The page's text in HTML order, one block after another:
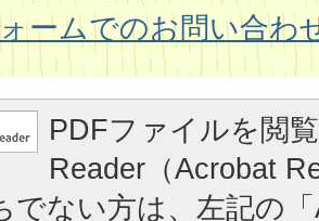
ームでのお問い合わ
PDFファイルを閲
Reader（Acrobat
でない方は、左記の